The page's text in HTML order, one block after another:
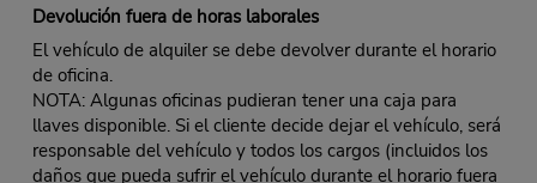
Devolución fuera de horas laborales
El vehículo de alquiler se debe devolver durante el horario
de oficina.
NOTA: Algunas oficinas pudieran tener una caja para
llaves disponible. Si el cliente decide dejar el vehículo, será
responsable del vehículo y todos los cargos (incluidos los
daños que pueda sufrir el vehículo durante el horario fuera